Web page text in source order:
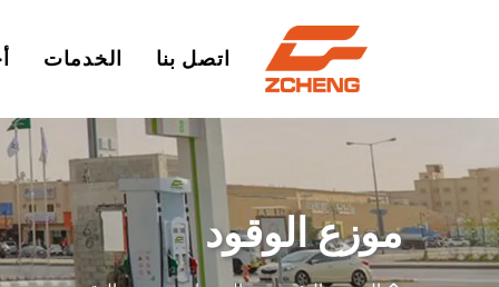
الخدمات اتصل بنا
موزع الوقود